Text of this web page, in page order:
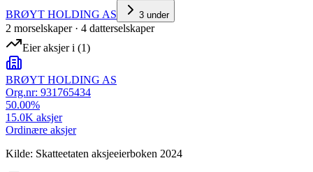
BRØYT HOLDING AS
3 under
2 morselskaper· 4 datterselskaper
Eier aksjer i (1)
BRØYT HOLDING AS
Org.nr: 931765434
50.00%
15.0K aksjer
Ordinære aksjer
Kilde: Skatteetaten aksjeeierboken 2024